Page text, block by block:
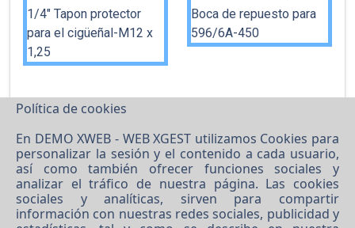
Política de cookies
En DEMO XWEB - WEB XGEST utilizamos Cookies para
personalizar la sesión y el contenido a cada usuario,
así como también ofrecer funciones sociales y
analizar el tráfico de nuestra página. Las cookies
sociales y analíticas, sirven para compartir
información con nuestras redes sociales, publicidad y